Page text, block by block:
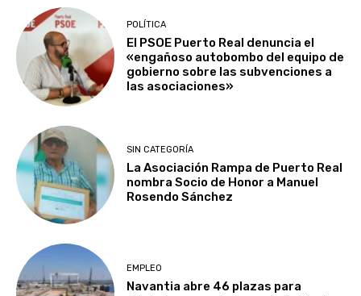
POLÍTICA
El PSOE Puerto Real denuncia el
«engañoso autobombo del equipo de
gobierno sobre las subvenciones a
las asociaciones»
SIN CATEGORÍA
La Asociación Rampa de Puerto Real
nombra Socio de Honor a Manuel
Rosendo Sánchez
EMPLEO
Navantia abre 46 plazas para